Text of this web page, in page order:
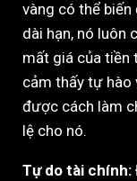
vàng có thể
dài hạn, nó luôn
mất giá của tiền
cảm thấy tự hào
được cách làm
lệ cho nó.
Tự do tài chính: